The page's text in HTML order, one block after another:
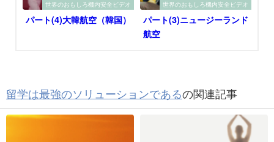
世界のおもしろ機内安全ビデオ
パート(4)大韓航空（韓国）
世界のおもしろ機内安全ビデオ
パート(3)ニュージーランド
航空
留学は最強のソリューションであるの関連記事